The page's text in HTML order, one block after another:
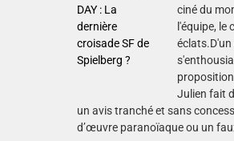
ciné du
l'équipe, le
Julien fait
un avis tranché et sans
d’œuvre paranoïaque ou un